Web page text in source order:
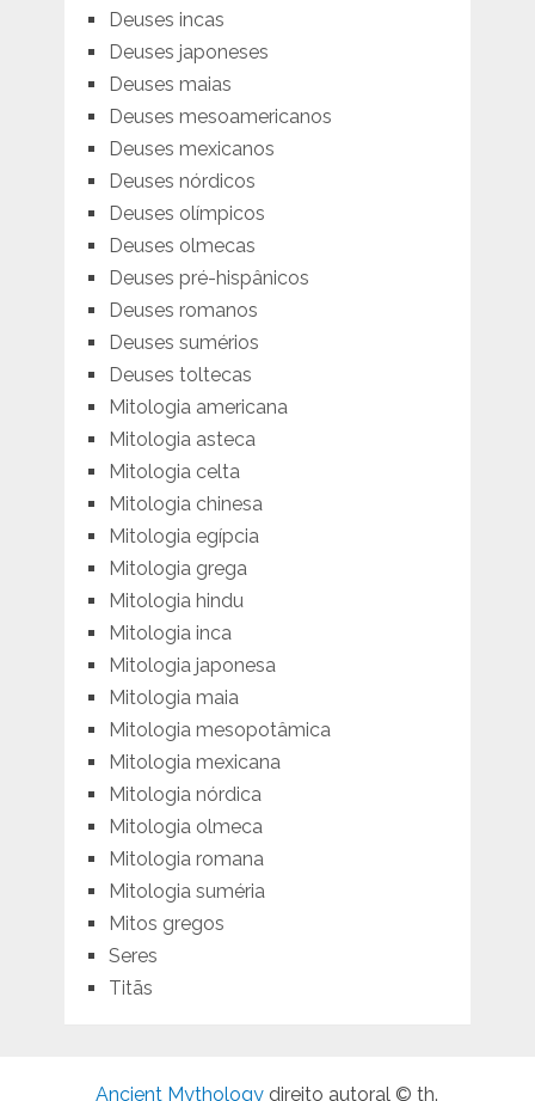
Deuses incas
Deuses japoneses
Deuses maias
Deuses mesoamericanos
Deuses mexicanos
Deuses nórdicos
Deuses olímpicos
Deuses olmecas
Deuses pré-hispânicos
Deuses romanos
Deuses sumérios
Deuses toltecas
Mitologia americana
Mitologia asteca
Mitologia celta
Mitologia chinesa
Mitologia egípcia
Mitologia grega
Mitologia hindu
Mitologia inca
Mitologia japonesa
Mitologia maia
Mitologia mesopotâmica
Mitologia mexicana
Mitologia nórdica
Mitologia olmeca
Mitologia romana
Mitologia suméria
Mitos gregos
Seres
Titãs
Ancient Mythology direito autoral © th.